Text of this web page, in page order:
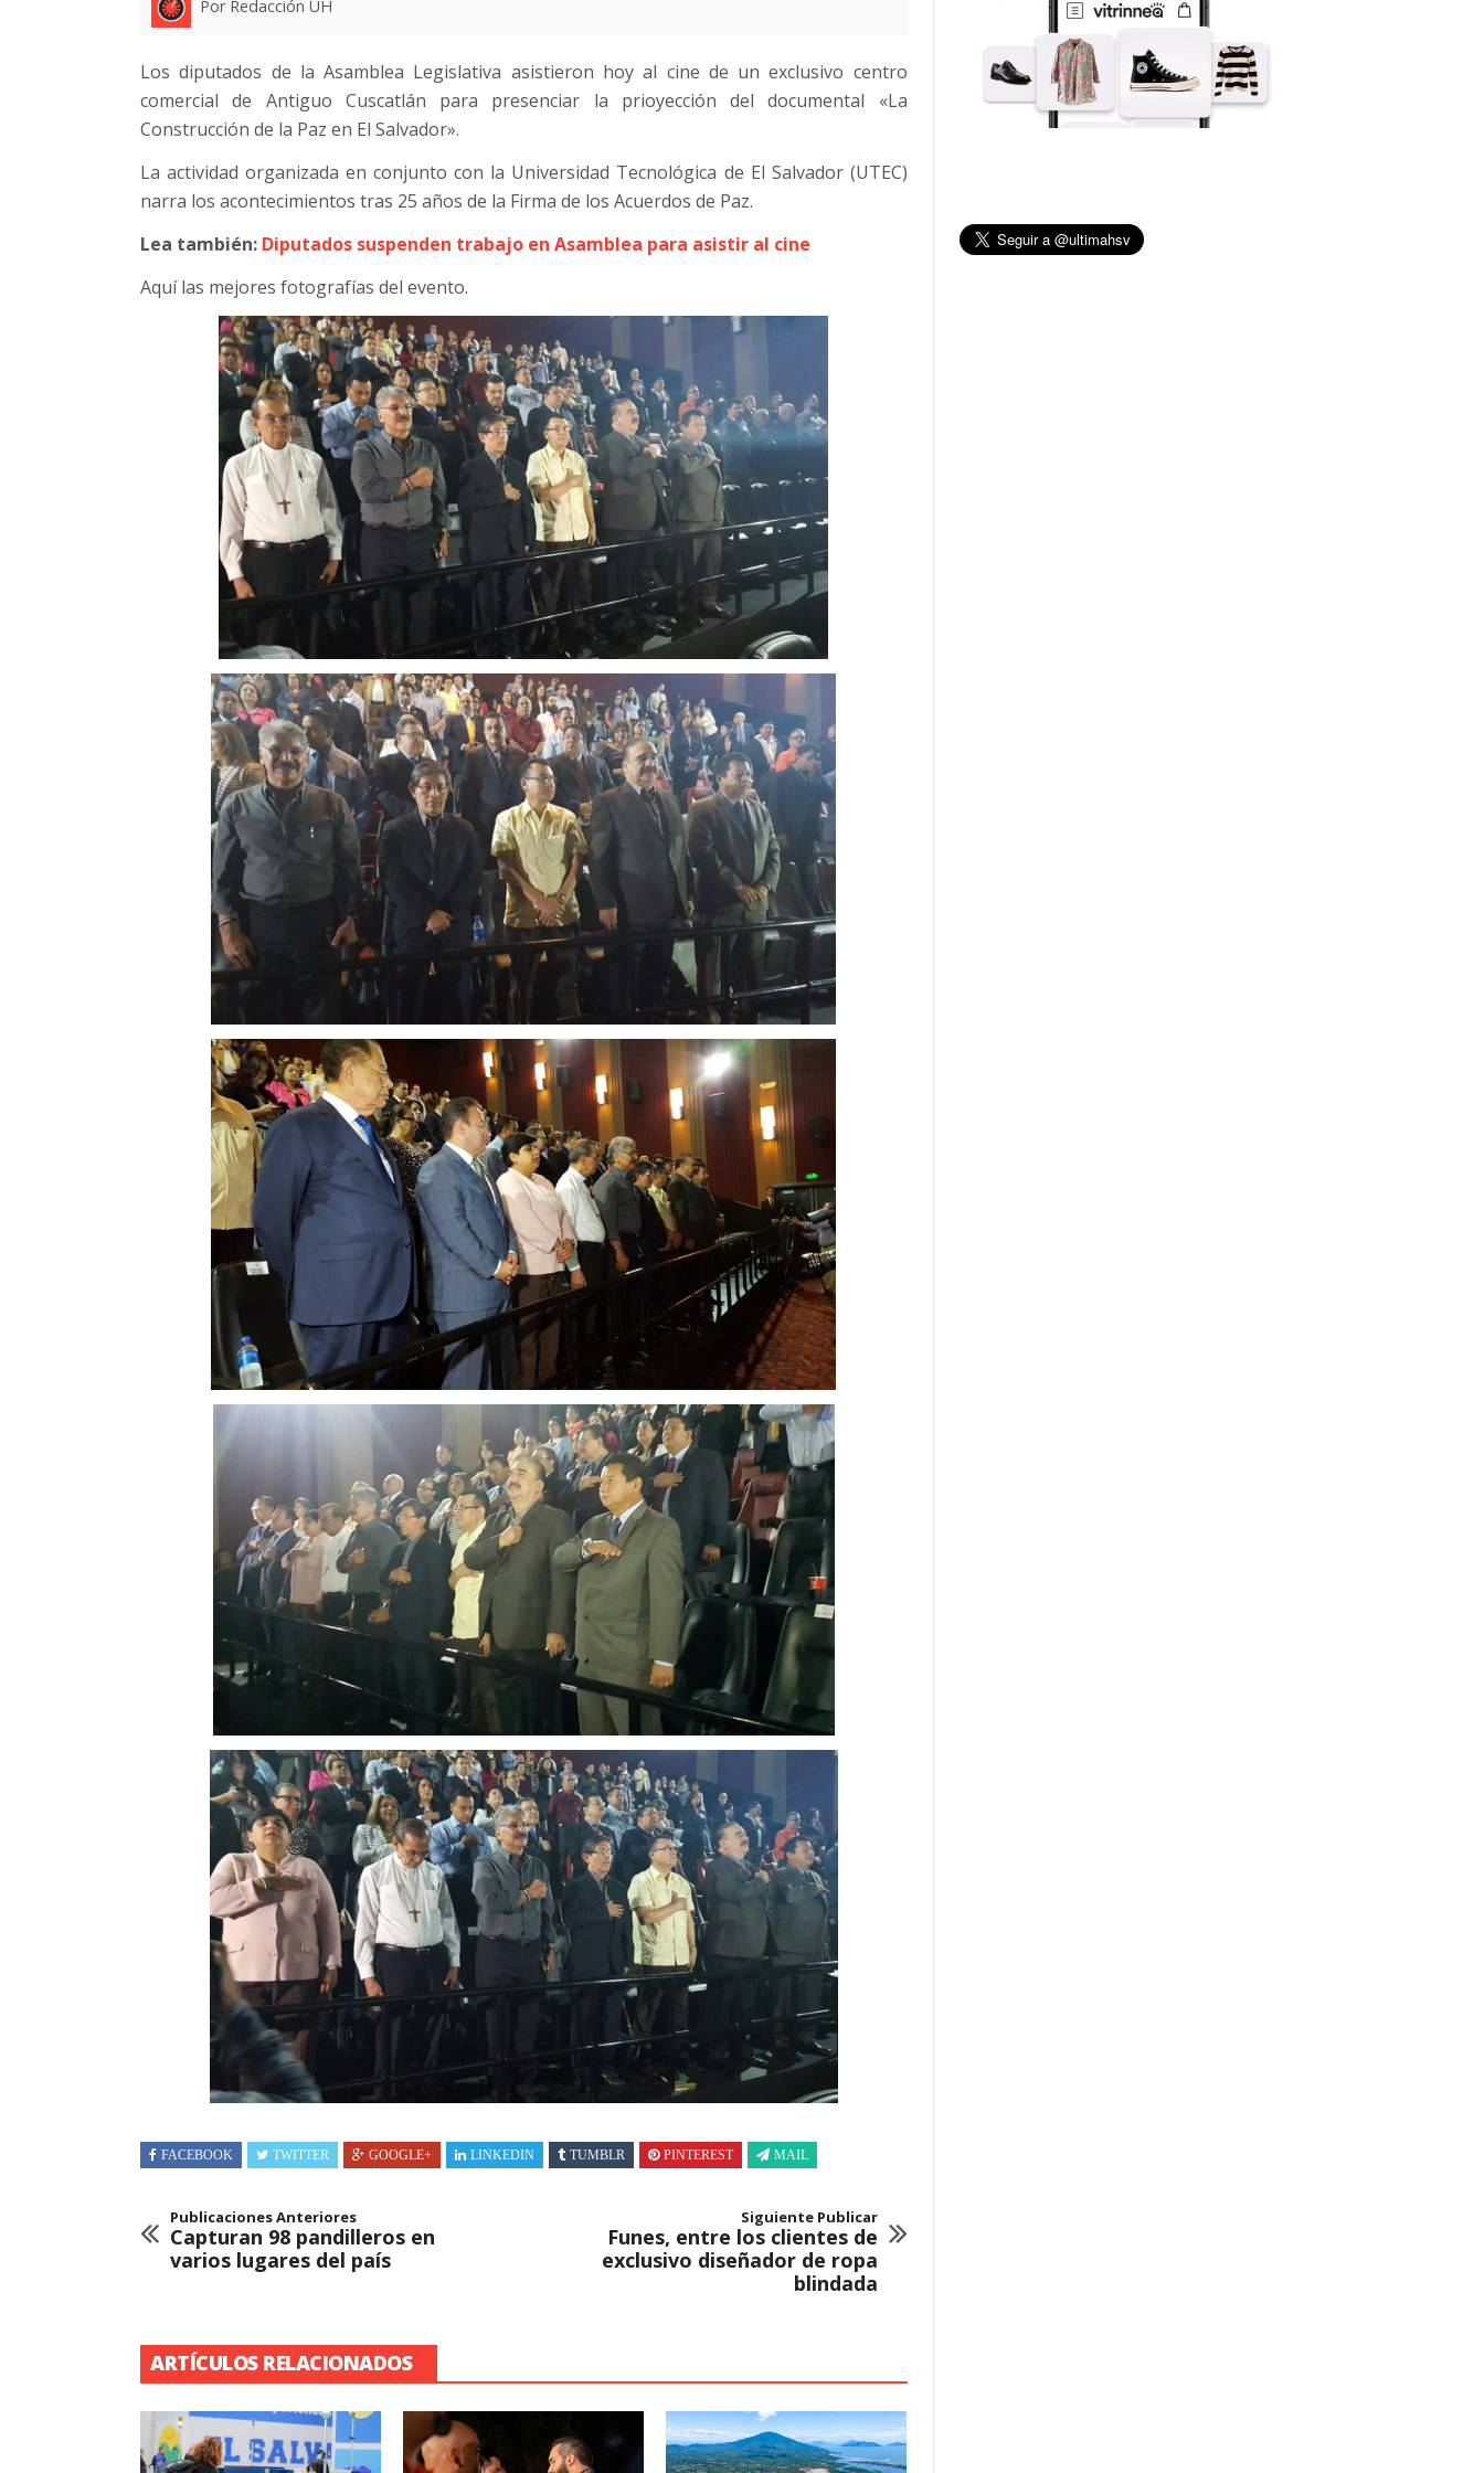
Por Redacción UH
Los diputados de la Asamblea Legislativa asistieron hoy al cine de un exclusivo centro
comercial de Antiguo Cuscatlán para presenciar la prioyección del documental «La
Construcción de la Paz en El Salvador».
La actividad organizada en conjunto con la Universidad Tecnológica de El Salvador (UTEC)
narra los acontecimientos tras 25 años de la Firma de los Acuerdos de Paz.
Lea también: Diputados suspenden trabajo en Asamblea para asistir al cine
Aquí las mejores fotografías del evento.
FACEBOOK TWITTER GOOGLE+ LINKEDIN TUMBLR PINTEREST MAIL
Publicaciones Anteriores
Capturan 98 pandilleros en
varios lugares del país
Siguiente Publicar
Funes, entre los clientes de
exclusivo diseñador de ropa
blindada
ARTÍCULOS RELACIONADOS